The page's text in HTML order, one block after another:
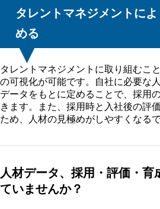
タレントマネジメントに
める
タレントマネジメントに取り組むこ
の可視化が可能です。自社に必要な
データをもとに定めることで、採用
きます。また、採用時と入社後の評
ため、人材の見極めがしやすくなるで
人材データ、採用・評価・育
ていませんか？